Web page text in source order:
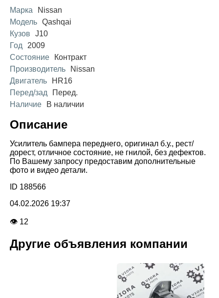
Марка
Nissan
Модель Qashqai
Кузов
J10
Год
2009
Состояние
Контракт
Производитель
Nissan
Двигатель
HR16
Перед/зад
Перед.
Наличие
В наличии
Описание
Усилитель бампера переднего, оригинал б.у., рест/
дорест, отличное состояние, не гнилой, без дефектов.
По Вашему запросу предоставим дополнительные
фото и видео детали.
ID 188566
04.02.2026 19:37
👁 12
Другие объявления компании